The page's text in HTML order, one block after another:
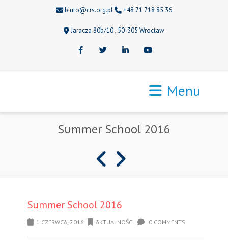
biuro@crs.org.pl +48 71 718 85 36
Jaracza 80b/10 , 50-305 Wrocław
FacebookTwitter LinkedInYoutube
Menu
Summer School 2016
Summer School 2016
1 CZERWCA, 2016 AKTUALNOŚCI 0 COMMENTS